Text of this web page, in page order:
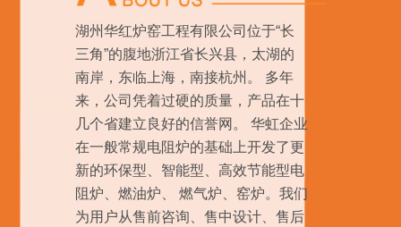
湖州华红炉窑工程有限公司位于“长
三角”的腹地浙江省长兴县，太湖的
南岸，东临上海，南接杭州。 多年
来，公司凭着过硬的质量，产品在十
几个省建立良好的信誉网。 华虹企业
在一般常规电阻炉的基础上开发了更
新的环保型、智能型、高效节能型电
阻炉、燃油炉、 燃气炉、窑炉。我们
为用户从售前咨询、售中设计、售后